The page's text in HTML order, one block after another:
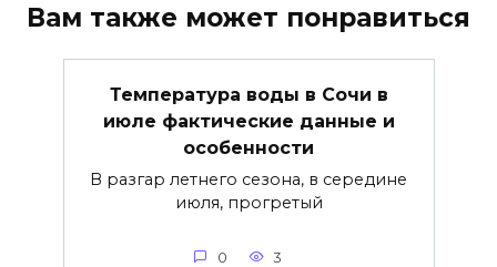
Вам также может понравиться
Температура воды в Сочи в
июле фактические данные и
особенности
В разгар летнего сезона, в середине
июля, прогретый
0 3